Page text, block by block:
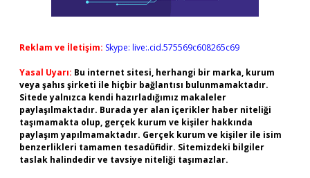
Reklam ve İletişim: Skype: live:.cid.575569c608265c69
Yasal Uyarı: Bu internet sitesi, herhangi bir marka, kurum
veya şahıs şirketi ile hiçbir bağlantısı bulunmamaktadır.
Sitede yalnızca kendi hazırladığımız makaleler
paylaşılmaktadır. Burada yer alan içerikler haber niteliği
taşımamakta olup, gerçek kurum ve kişiler hakkında
paylaşım yapılmamaktadır. Gerçek kurum ve kişiler ile isim
benzerlikleri tamamen tesadüfidir. Sitemizdeki bilgiler
taslak halindedir ve tavsiye niteliği taşımazlar.